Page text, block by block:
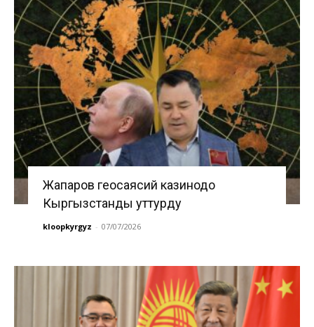
Жапаров геосаясий казинодо
Кыргызстанды уттурду
kloopkyrgyz - 07/07/2026